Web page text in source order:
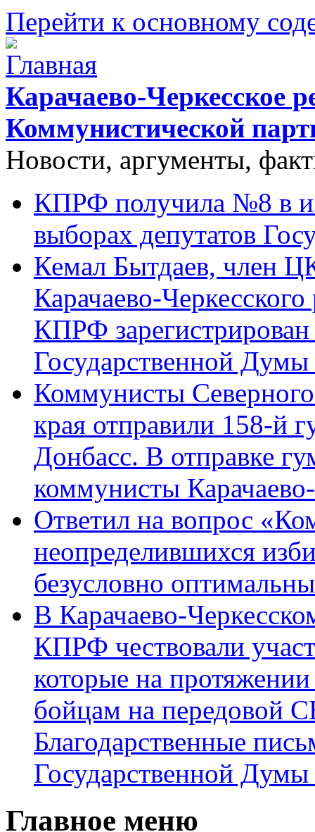
Перейти к основному
Карачаево-Черкесское
Коммунистической
Новости, аргументы,
КПРФ получила №8 в
выборах депутатов
Кемал Бытдаев, член
Карачаево-
КПРФ
Государственной
Коммунисты Северного
края отправили 158-й
Донбасс. В отправке
коммунисты
Ответил на вопрос
неопределившихся
безусловно
В Карачаево-
КПРФ чествовали
которые на
бойцам на передовой
Благодарственные
Государственной
Главное меню